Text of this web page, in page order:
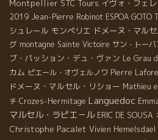
Montpellier STC Tours イヴォ・フェレ
2019 Jean-Pierre Robinot ESPOA GOTO
シュレール モンペリエ ドメーヌ・マル
グ montagne Sainte Victoire サン・トーバ
ブ・パッション・デュ・ヴァン Le Grau
カム ピエール・オヴェルノワ Pierre
ドメーヌ・マルセル・リショー Mathieu
チ Crozes-Hermitage Languedoc
マルセル・ラピエ－ル ERIC DE SOUSA
Christophe Pacalet Vivien Hemelsdael